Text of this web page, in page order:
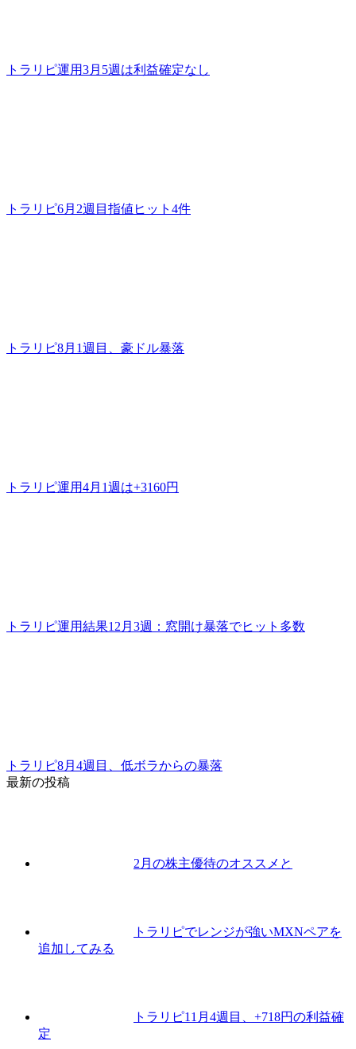
トラリピ運用3月5週は利益確定なし
トラリピ6月2週目指値ヒット4件
トラリピ8月1週目、豪ドル暴落
トラリピ運用4月1週は+3160円
トラリピ運用結果12月3週：窓開け暴落でヒット多数
トラリピ8月4週目、低ボラからの暴落
最新の投稿
2月の株主優待のオススメと
トラリピでレンジが強いMXNペアを
追加してみる
トラリピ11月4週目、+718円の利益確
定